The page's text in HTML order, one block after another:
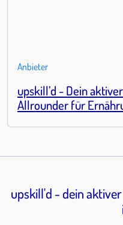
Anbieter
upskill’d - Dein
Allrounder für
upskill'd - dein